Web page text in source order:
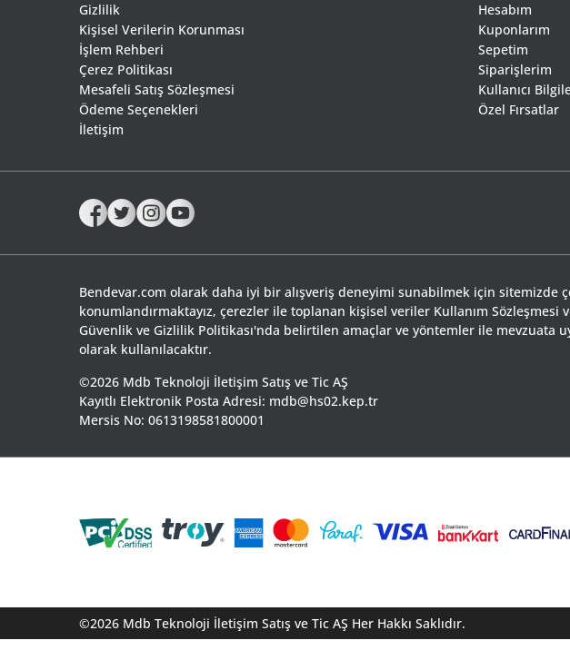
Gizlilik
Kişisel Verilerin Korunması
İşlem Rehberi
Çerez Politikası
Mesafeli Satış Sözleşmesi
Ödeme Seçenekleri
İletişim
Hesabım
Kuponlarım
Sepetim
Siparişlerim
Kullanıcı
Özel Fırsatlar
Bendevar.com olarak daha iyi bir alışveriş deneyimi sunabilmek için sitemizde
konumlandırmaktayız, çerezler ile toplanan kişisel veriler Kullanım Sözleşmesi
Güvenlik ve Gizlilik Politikası'nda belirtilen amaçlar ve yöntemler ile mevzuata
olarak kullanılacaktır.
©2026 Mdb Teknoloji İletişim Satış ve Tic AŞ
Kayıtlı Elektronik Posta Adresi: mdb@hs02.kep.tr
Mersis No: 0613198581800001
©2026 Mdb Teknoloji İletişim Satış ve Tic AŞ Her Hakkı Saklıdır.